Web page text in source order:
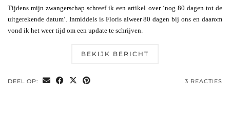
Tijdens mijn zwangerschap schreef ik een artikel over ‘nog 80 dagen tot de
uitgerekende datum‘. Inmiddels is Floris alweer 80 dagen bij ons en daarom
vond ik het weer tijd om een update te schrijven.
BEKIJK BERICHT
DEEL OP: 3 REACTIES